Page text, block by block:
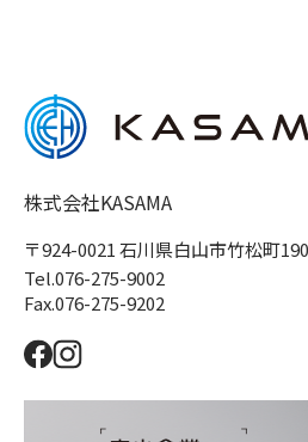
株式会社KASAMA
〒924-0021 石川県白山市竹松町
Tel.076-275-9002
Fax.076-275-9202